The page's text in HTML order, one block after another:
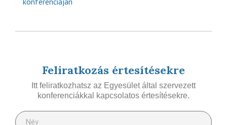
Feliratkozás értesítésekre
Itt feliratkozhatsz az Egyesület által szervezett
konferenciákkal kapcsolatos értesítésekre.